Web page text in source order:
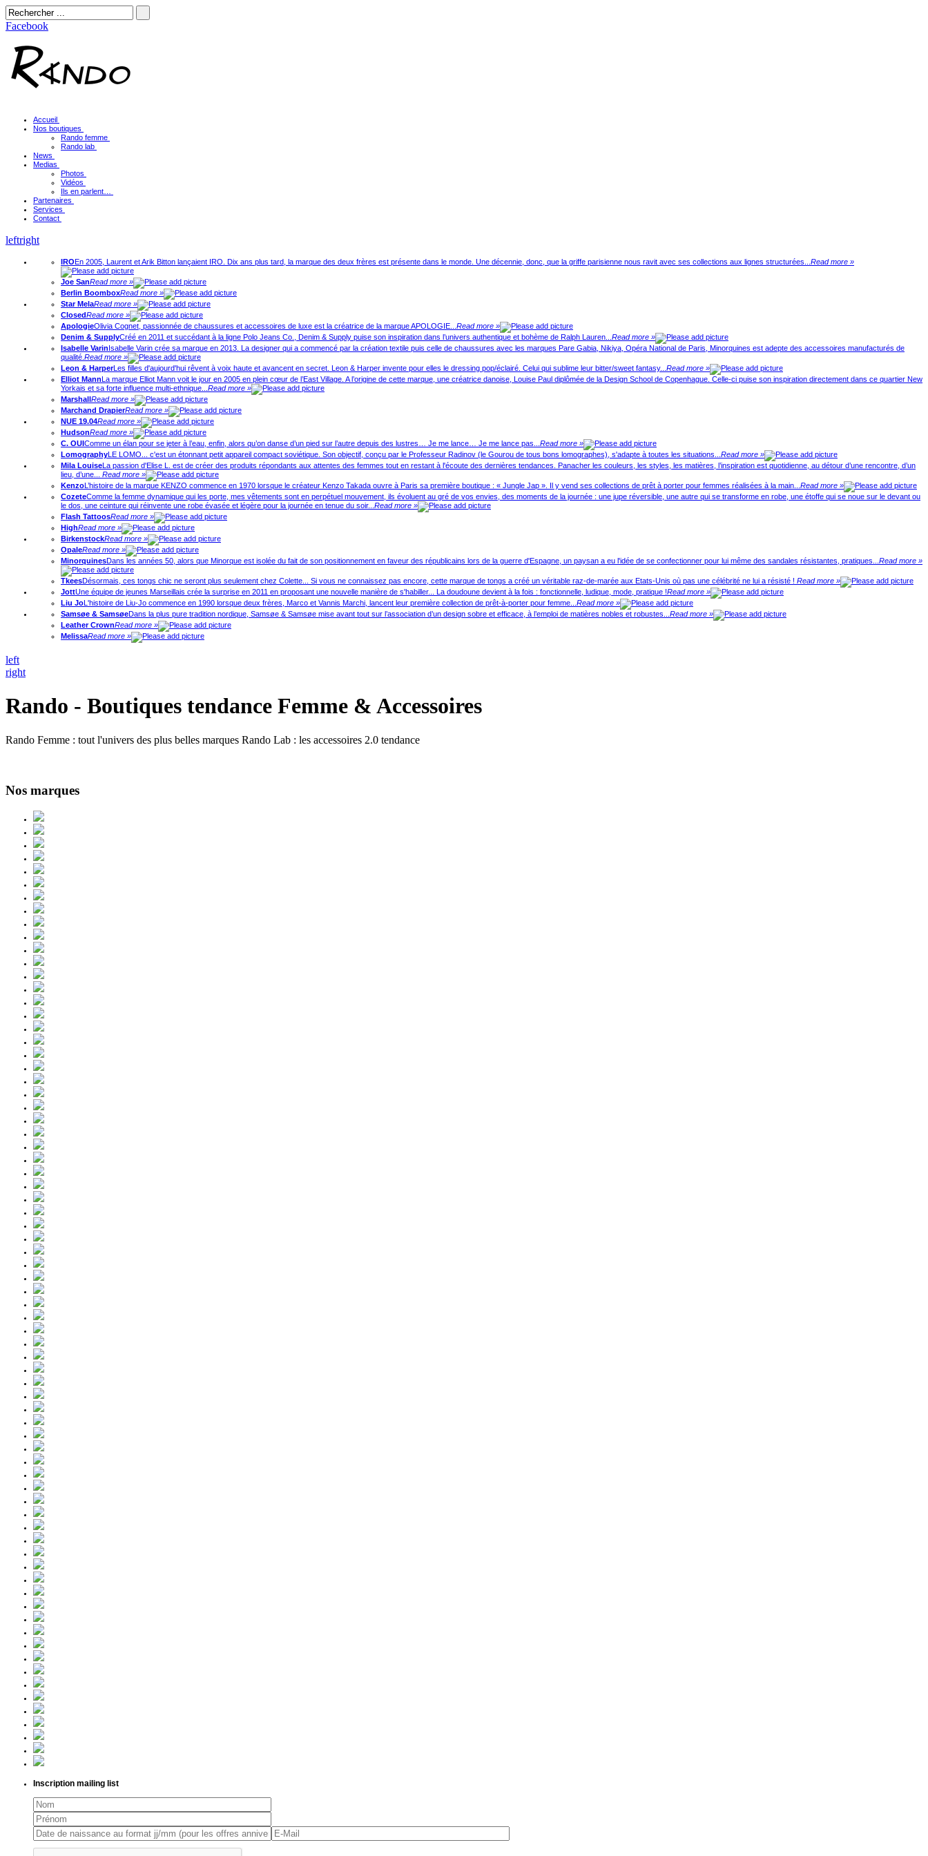
Facebook
Accueil
Nos boutiques
Rando femme
Rando lab
News
Medias
Photos
Vidéos
Ils en parlent…
Partenaires
Services
Contact
leftright
IROEn 2005, Laurent et Arik Bitton lançaient IRO. Dix ans plus tard, la marque des deux frères est présente dans le monde. Une décennie, donc, que la griffe parisienne nous ravit avec ses collections aux lignes structurées... Read more »
Joe SanRead more »
Berlin BoomboxRead more »
Star MelaRead more »
ClosedRead more »
ApologieOlivia Cognet, passionnée de chaussures et accessoires de luxe est la créatrice de la marque APOLOGIE... Read more »
Denim & SupplyCréé en 2011 et succédant à la ligne Polo Jeans Co., Denim & Supply puise son inspiration dans l’univers authentique et bohème de Ralph Lauren... Read more »
Isabelle VarinIsabelle Varin crée sa marque en 2013. La designer qui a commencé par la création textile puis celle de chaussures avec les marques Pare Gabia, Nikiya, Opéra National de Paris, Minorquines est adepte des accessoires manufacturés de
qualité. Read more »
Leon & HarperLes filles d'aujourd'hui rêvent à voix haute et avancent en secret. Leon & Harper invente pour elles le dressing pop/éclairé. Celui qui sublime leur bitter/sweet fantasy... Read more »
Elliot MannLa marque Elliot Mann voit le jour en 2005 en plein cœur de l’East Village. A l’origine de cette marque, une créatrice danoise, Louise Paul diplômée de la Design School de Copenhague. Celle-ci puise son inspiration directement dans ce quartier New
Yorkais et sa forte influence multi-ethnique... Read more »
MarshallRead more »
Marchand DrapierRead more »
NUE 19.04Read more »
HudsonRead more »
C. OUIComme un élan pour se jeter à l’eau, enfin, alors qu’on danse d’un pied sur l’autre depuis des lustres… Je me lance… Je me lance pas... Read more »
LomographyLE LOMO... c'est un étonnant petit appareil compact soviétique. Son objectif, conçu par le Professeur Radinov (le Gourou de tous bons lomographes), s'adapte à toutes les situations... Read more »
Mila LouiseLa passion d'Elise L. est de créer des produits répondants aux attentes des femmes tout en restant à l'écoute des dernières tendances. Panacher les couleurs, les styles, les matières, l’inspiration est quotidienne, au détour d’une rencontre, d’un
lieu, d’une... Read more »
KenzoL’histoire de la marque KENZO commence en 1970 lorsque le créateur Kenzo Takada ouvre à Paris sa première boutique : « Jungle Jap ». Il y vend ses collections de prêt à porter pour femmes réalisées à la main... Read more »
CozeteComme la femme dynamique qui les porte, mes vêtements sont en perpétuel mouvement, ils évoluent au gré de vos envies, des moments de la journée : une jupe réversible, une autre qui se transforme en robe, une étoffe qui se noue sur le devant ou
le dos, une ceinture qui réinvente une robe évasée et légère pour la journée en tenue du soir... Read more »
Flash TattoosRead more »
HighRead more »
BirkenstockRead more »
OpaleRead more »
MinorquinesDans les années 50, alors que Minorque est isolée du fait de son positionnement en faveur des républicains lors de la guerre d'Espagne, un paysan a eu l'idée de se confectionner pour lui même des sandales résistantes, pratiques... Read more »
TkeesDésormais, ces tongs chic ne seront plus seulement chez Colette... Si vous ne connaissez pas encore, cette marque de tongs a créé un véritable raz-de-marée aux Etats-Unis où pas une célébrité ne lui a résisté ! Read more »
JottUne équipe de jeunes Marseillais crée la surprise en 2011 en proposant une nouvelle manière de s'habiller... La doudoune devient à la fois : fonctionnelle, ludique, mode, pratique !Read more »
Liu JoL'histoire de Liu-Jo commence en 1990 lorsque deux frères, Marco et Vannis Marchi, lancent leur première collection de prêt-à-porter pour femme... Read more »
Samsøe & SamsøeDans la plus pure tradition nordique, Samsøe & Samsøe mise avant tout sur l’association d’un design sobre et efficace, à l’emploi de matières nobles et robustes... Read more »
Leather CrownRead more »
MelissaRead more »
left
right
Rando - Boutiques tendance Femme & Accessoires
Rando Femme : tout l'univers des plus belles marques Rando Lab : les accessoires 2.0 tendance
Nos marques
Inscription mailing list